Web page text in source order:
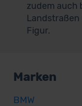
zudem auch
Figur.
Marken
BMW